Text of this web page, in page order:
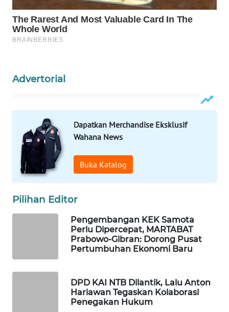
Advertorial
Dapatkan Merchandise Eksklusif
Wahana News
Buka Katalog
Pilihan Editor
Pengembangan KEK Samota
Perlu Dipercepat, MARTABAT
Prabowo-Gibran: Dorong Pusat
Pertumbuhan Ekonomi Baru
DPD KAI NTB Dilantik, Lalu Anton
Hariawan Tegaskan Kolaborasi
Penegakan Hukum
WAHANA
PERSONA
WAHANA
DESA
WISATA
LAPAK
WAHANA